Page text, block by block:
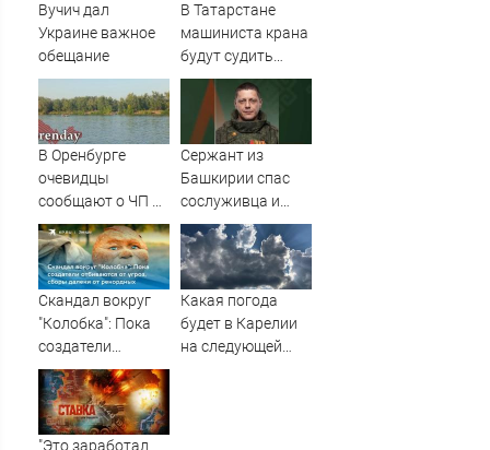
Вучич дал
Украине важное
обещание
В Татарстане
машиниста крана
будут судить
после падения
рабочего с 10-
метровой высоты
09/08/2026 –
Новости
В Оренбурге
очевидцы
сообщают о ЧП на
озере Старица
Сержант из
Башкирии спас
сослуживца и
получил ранение
в зоне СВО
Скандал вокруг
"Колобка": Пока
создатели
отбиваются от
угроз, сборы
далеки от
рекордных
Какая погода
будет в Карелии
на следующей
"Это заработал